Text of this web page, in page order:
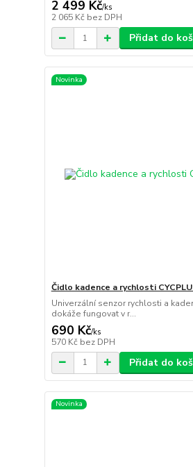
2 499 Kč/ks
2 065 Kč bez DPH
Přidat do
Novinka
Čidlo kadence a rychlosti
Univerzální senzor rychlosti a
dokáže fungovat v r...
690 Kč/ks
570 Kč bez DPH
Přidat do
Novinka